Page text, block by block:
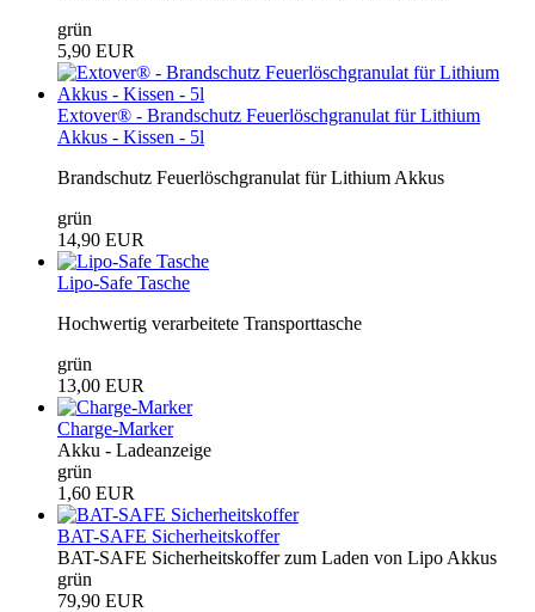
grün
5,90 EUR
Extover® - Brandschutz Feuerlöschgranulat für Lithium
Akkus - Kissen - 5l
Brandschutz Feuerlöschgranulat für Lithium Akkus
grün
14,90 EUR
Lipo-Safe Tasche
Hochwertig verarbeitete Transporttasche
grün
13,00 EUR
Charge-Marker
Akku - Ladeanzeige
grün
1,60 EUR
BAT-SAFE Sicherheitskoffer
BAT-SAFE Sicherheitskoffer zum Laden von Lipo Akkus
grün
79,90 EUR